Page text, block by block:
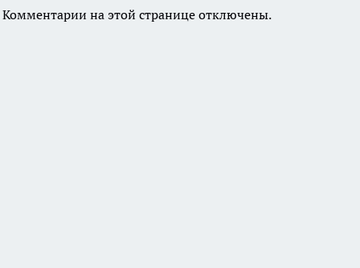
Комментарии на этой странице отключены.